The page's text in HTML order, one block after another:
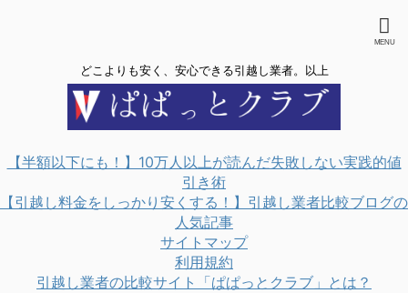
どこよりも安く、安心できる引越し業者。以上
【半額以下にも！】10万人以上が読んだ失敗しない実践的値
引き術
【引越し料金をしっかり安くする！】引越し業者比較ブログの
人気記事
サイトマップ
利用規約
引越し業者の比較サイト「ぱぱっとクラブ」とは？